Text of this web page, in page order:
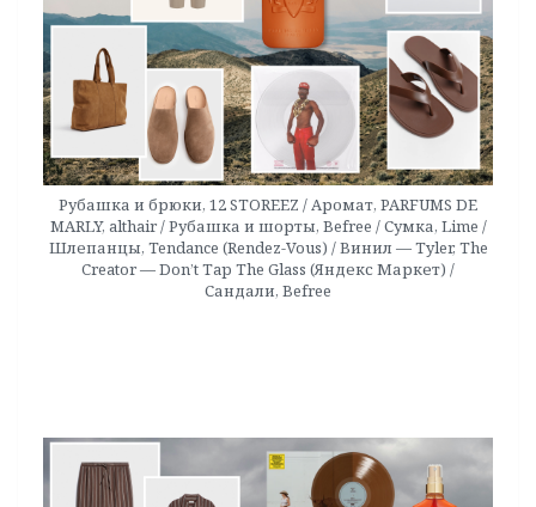
Рубашка и брюки, 12 STOREEZ / Аромат, PARFUMS DE
MARLY, althair / Рубашка и шорты, Befree / Сумка, Lime /
Шлепанцы, Tendance (Rendez-Vous) / Винил — Tyler, The
Creator — Don’t Tap The Glass (Яндекс Маркет) /
Сандали, Befree